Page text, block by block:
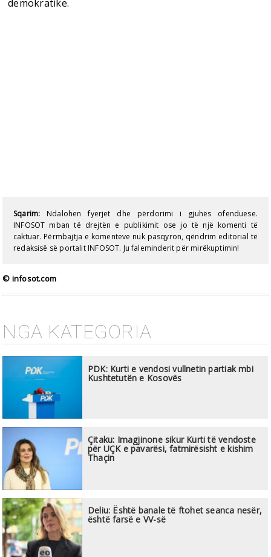
demokratike.
Sqarim: Ndalohen fyerjet dhe përdorimi i gjuhës ofenduese.
INFOSOT mban të drejtën e publikimit ose jo të një komenti të
caktuar. Përmbajtja e komenteve nuk pasqyron, qëndrim editorial të
redaksisë së portalit INFOSOT. Ju faleminderit për mirëkuptimin!
© infosot.com
NGA KATEGORIA
PDK: Kurti e vendosi vullnetin partiak mbi
Kushtetutën e Kosovës
Çitaku: Imagjinone sikur Kurti të vendoste
për UÇK e pavarësi, fatmirësisht e kishim
Thaçin
Deliu: Është banale të ftohet seanca nesër,
është farsë e VV-së